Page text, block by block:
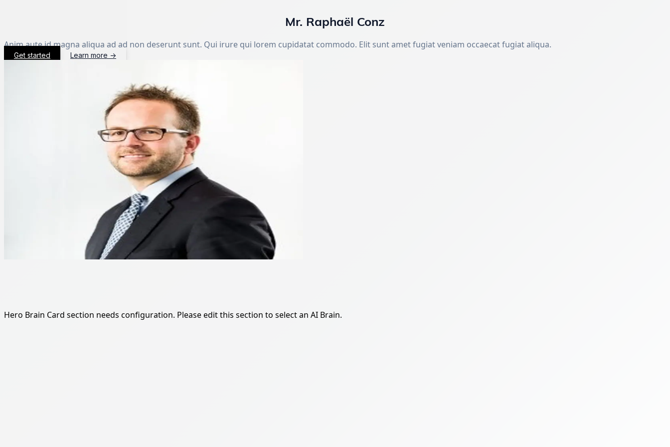
Mr. Raphaël Conz
Anim aute id magna aliqua ad ad non deserunt sunt. Qui irure qui lorem cupidatat commodo. Elit sunt amet fugiat veniam occaecat fugiat aliqua.
Get started Learn more →
Hero Brain Card section needs configuration. Please edit this section to select an AI Brain.